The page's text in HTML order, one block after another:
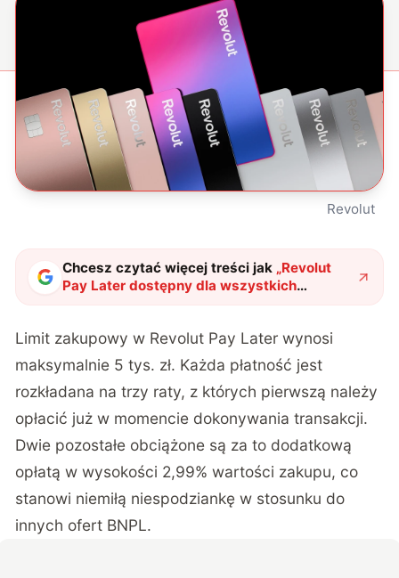
Revolut
Chcesz czytać więcej treści jak „Revolut
Pay Later dostępny dla wszystkich
klientów. Odroczone płatności i wirtualne
Limit zakupowy w Revolut Pay Later wynosi
maksymalnie 5 tys. zł. Każda płatność jest
rozkładana na trzy raty, z których pierwszą należy
opłacić już w momencie dokonywania transakcji.
Dwie pozostałe obciążone są za to dodatkową
opłatą w wysokości 2,99% wartości zakupu, co
stanowi niemiłą niespodziankę w stosunku do
innych ofert BNPL.